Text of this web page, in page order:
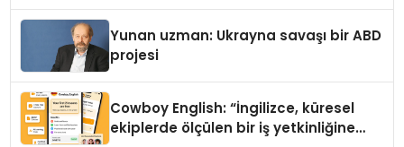
Yunan uzman: Ukrayna savaşı bir ABD
projesi
Cowboy English: “İngilizce, küresel
ekiplerde ölçülen bir iş yetkinliğine